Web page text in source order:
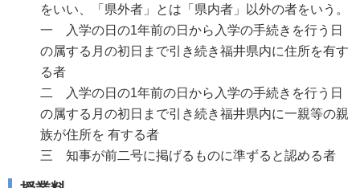
をいい、「県外者」とは「県内者」以外の者をいう。
一 入学の日の1年前の日から入学の手続きを行う日
の属する月の初日まで引き続き福井県内に住所を有す
る者
二 入学の日の1年前の日から入学の手続きを行う日
の属する月の初日まで引き続き福井県内に一親等の親
族が住所を 有する者
三 知事が前二号に掲げるものに準ずると認める者